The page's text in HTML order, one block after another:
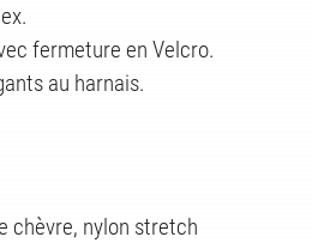
fermeture en Velcro.
au harnais.
chèvre, nylon stretch